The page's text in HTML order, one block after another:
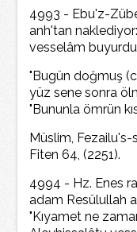
4993 - Ebu'z-
anh'tan
vesselâm
"Bugün doğmuş
yüz sene sonra
"Bununla ömrün
Müslim, Fezailu's-
Fiten 64, (2251).
4994 - Hz. Enes
adam Resûlullah
"Kıyamet ne